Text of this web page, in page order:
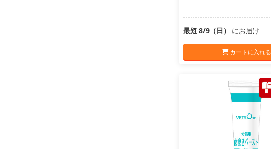
最短 8/9（日） にお届け
カートに入れる